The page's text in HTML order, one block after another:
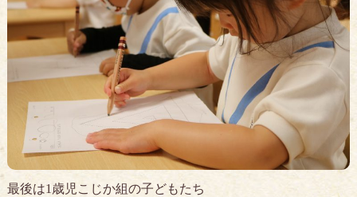
最後は1歳児こじか組の子どもたち